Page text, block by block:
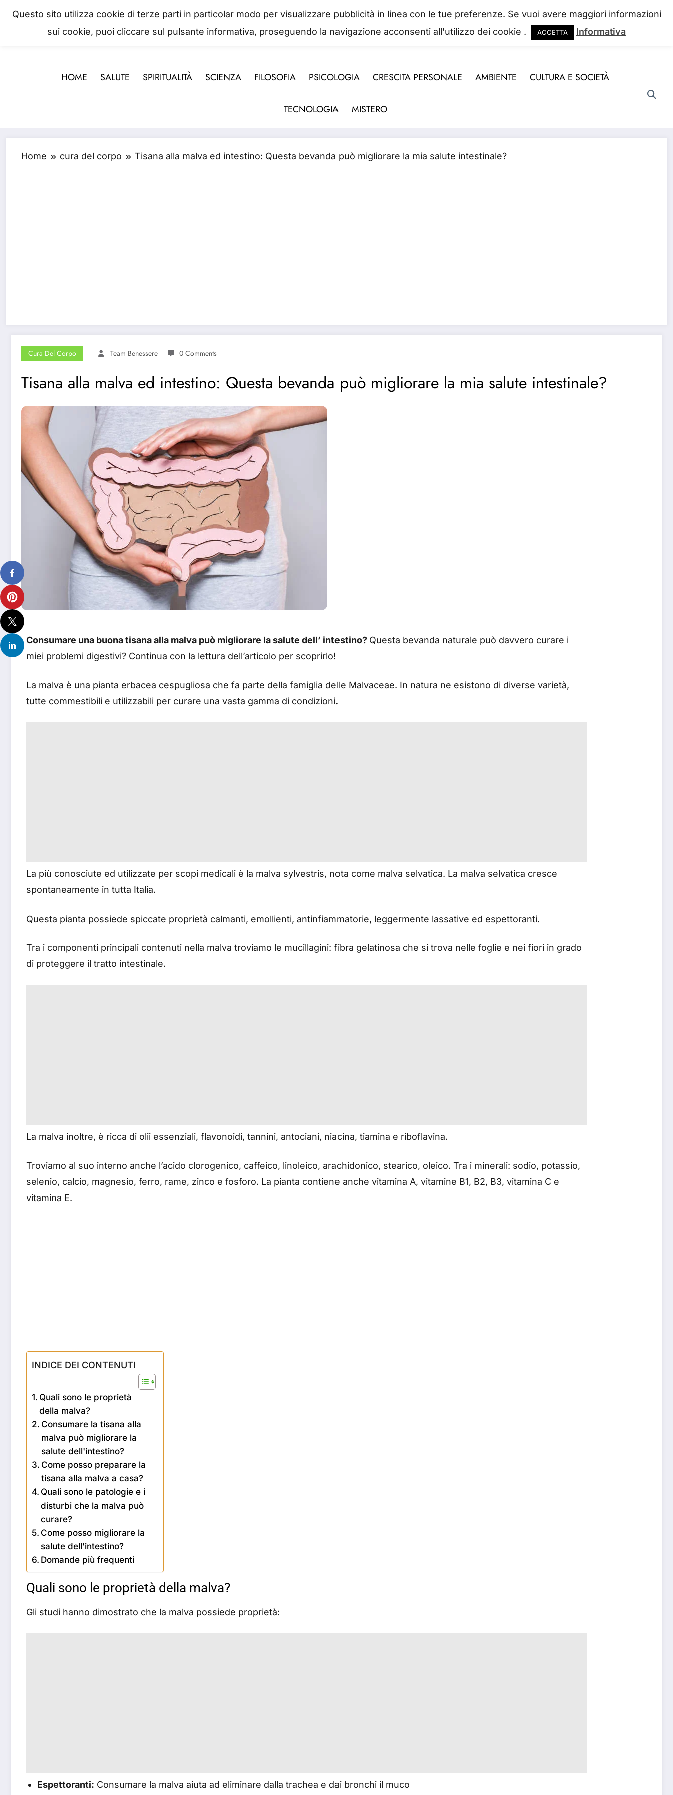
IL PORTALE DEL BENESSERE
La salute è come il denaro, non abbiamo mai una vera idea del suo valore fino a quando la perdiamo. Josh Billings
HOME SALUTE SPIRITUALITÀ SCIENZA FILOSOFIA PSICOLOGIA CRESCITA PERSONALE AMBIENTE CULTURA E SOCIETÀ
TECNOLOGIA MISTERO
Home cura del corpo Tisana alla malva ed intestino: Questa bevanda può migliorare la mia salute intestinale?
Cura Del Corpo Team Benessere 0 Comments
Tisana alla malva ed intestino: Questa bevanda può migliorare la mia salute intestinale?
Consumare una buona tisana alla malva può migliorare la salute dell’ intestino? Questa bevanda naturale può davvero curare i
miei problemi digestivi? Continua con la lettura dell’articolo per scoprirlo!
La malva è una pianta erbacea cespugliosa che fa parte della famiglia delle Malvaceae. In natura ne esistono di diverse varietà,
tutte commestibili e utilizzabili per curare una vasta gamma di condizioni.
La più conosciute ed utilizzate per scopi medicali è la malva sylvestris, nota come malva selvatica. La malva selvatica cresce
spontaneamente in tutta Italia.
Questa pianta possiede spiccate proprietà calmanti, emollienti, antinfiammatorie, leggermente lassative ed espettoranti.
Tra i componenti principali contenuti nella malva troviamo le mucillagini: fibra gelatinosa che si trova nelle foglie e nei fiori in grado
di proteggere il tratto intestinale.
La malva inoltre, è ricca di olii essenziali, flavonoidi, tannini, antociani, niacina, tiamina e riboflavina.
Troviamo al suo interno anche l’acido clorogenico, caffeico, linoleico, arachidonico, stearico, oleico. Tra i minerali: sodio, potassio,
selenio, calcio, magnesio, ferro, rame, zinco e fosforo. La pianta contiene anche vitamina A, vitamine B1, B2, B3, vitamina C e
vitamina E.
INDICE DEI CONTENUTI
Quali sono le proprietà
della malva?
Consumare la tisana alla
malva può migliorare la
salute dell'intestino?
Come posso preparare la
tisana alla malva a casa?
Quali sono le patologie e i
disturbi che la malva può
curare?
Come posso migliorare la
salute dell'intestino?
Domande più frequenti
Quali sono le proprietà della malva?
Gli studi hanno dimostrato che la malva possiede proprietà:
Espettoranti: Consumare la malva aiuta ad eliminare dalla trachea e dai bronchi il muco
Questo sito utilizza cookie di terze parti in particolar modo per visualizzare pubblicità in linea con le tue preferenze. Se vuoi avere maggiori informazioni
sui cookie, puoi cliccare sul pulsante informativa, proseguendo la navigazione acconsenti all'utilizzo dei cookie .
ACCETTA Informativa